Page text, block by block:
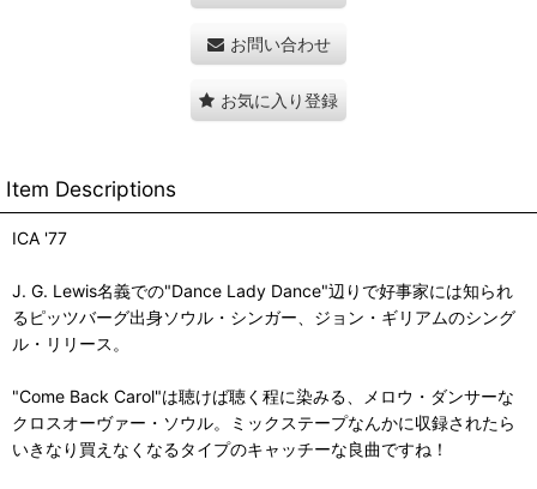
お問い合わせ
お気に入り登録
Item Descriptions
ICA '77
J. G. Lewis名義での"Dance Lady Dance"辺りで好事家には知られ
るピッツバーグ出身ソウル・シンガー、ジョン・ギリアムのシング
ル・リリース。
"Come Back Carol"は聴けば聴く程に染みる、メロウ・ダンサーな
クロスオーヴァー・ソウル。ミックステープなんかに収録されたら
いきなり買えなくなるタイプのキャッチーな良曲ですね！